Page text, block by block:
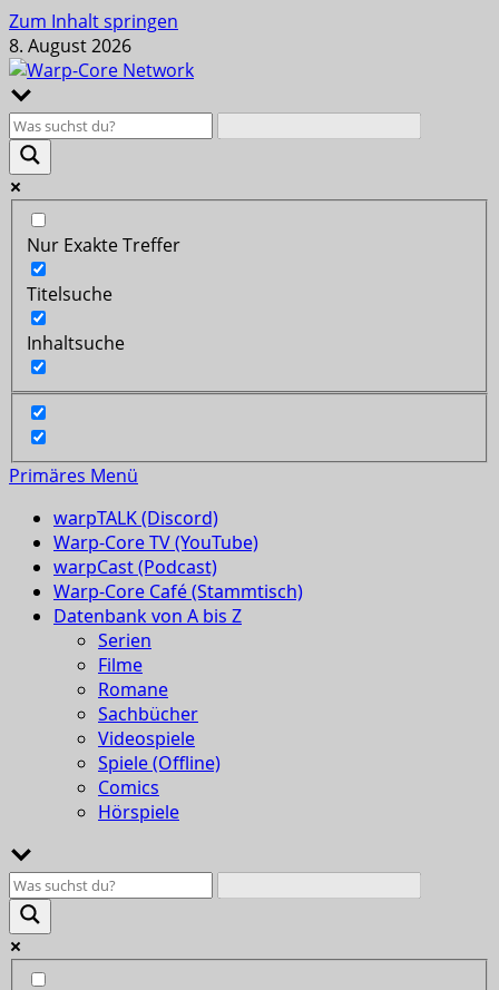
Zum Inhalt springen
8. August 2026
Nur Exakte Treffer
Titelsuche
Inhaltsuche
Primäres Menü
warpTALK (Discord)
Warp-Core TV (YouTube)
warpCast (Podcast)
Warp-Core Café (Stammtisch)
Datenbank von A bis Z
Serien
Filme
Romane
Sachbücher
Videospiele
Spiele (Offline)
Comics
Hörspiele